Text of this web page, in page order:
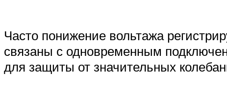
Часто понижение вольтажа
связаны с одновременным
для защиты от значительных